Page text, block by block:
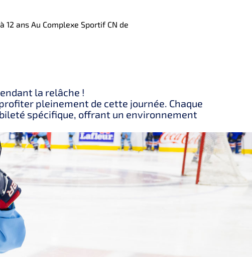
12 ans Au Complexe Sportif CN de
la relâche !
pleinement de cette journée. Chaque
spécifique, offrant un environnement